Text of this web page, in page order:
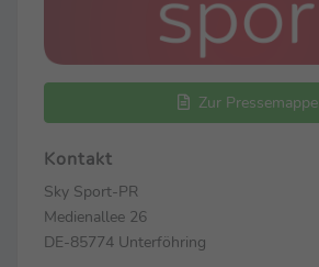
Zur Pressemappe
Kontakt
Sky Sport-PR
Medienallee 26
DE-85774 Unterföhring